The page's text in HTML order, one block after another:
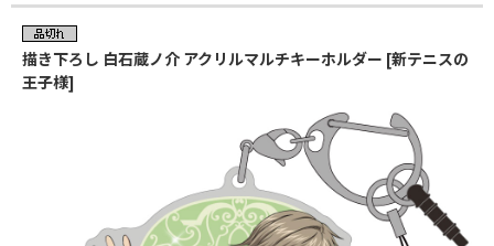
描き下ろし 白石蔵ノ介 アクリルマルチキーホルダー [新テニスの
王子様]